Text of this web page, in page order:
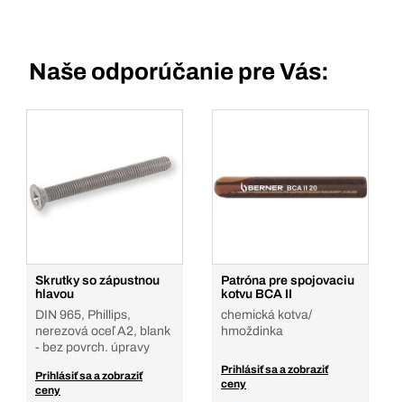
Naše odporúčanie pre Vás:
Skrutky so zápustnou
hlavou
DIN 965, Phillips,
nerezová oceľ A2, blank
- bez povrch. úpravy
Prihlásiť sa a zobraziť
ceny
Patróna pre spojovaciu
kotvu BCA II
chemická kotva/
hmoždinka
Prihlásiť sa a zobraziť
ceny